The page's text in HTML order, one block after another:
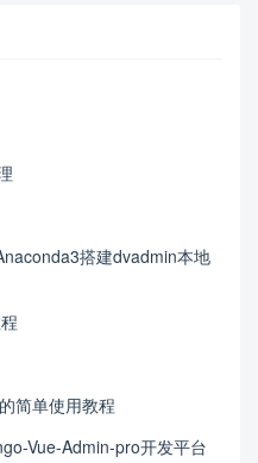
搭建dvadmin本地
简单使用教程
Vue-Admin-pro开发平台